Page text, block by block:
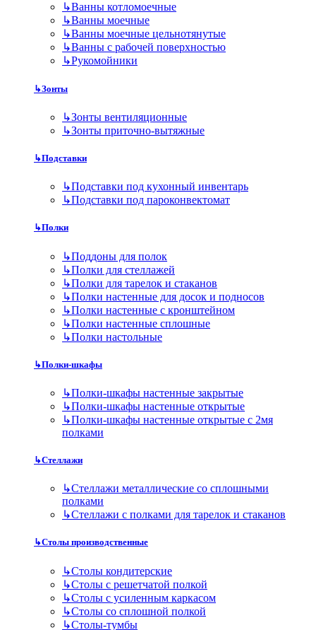
↳Ванны котломоечные
↳Ванны моечные
↳Ванны моечные цельнотянутые
↳Ванны с рабочей поверхностью
↳Рукомойники
↳Зонты
↳Зонты вентиляционные
↳Зонты приточно-вытяжные
↳Подставки
↳Подставки под кухонный инвентарь
↳Подставки под пароконвектомат
↳Полки
↳Поддоны для полок
↳Полки для стеллажей
↳Полки для тарелок и стаканов
↳Полки настенные для досок и подносов
↳Полки настенные с кронштейном
↳Полки настенные сплошные
↳Полки настольные
↳Полки-шкафы
↳Полки-шкафы настенные закрытые
↳Полки-шкафы настенные открытые
↳Полки-шкафы настенные открытые с 2мя
полками
↳Стеллажи
↳Стеллажи металлические со сплошными
полками
↳Стеллажи с полками для тарелок и стаканов
↳Столы производственные
↳Столы кондитерские
↳Столы с решетчатой полкой
↳Столы с усиленным каркасом
↳Столы со сплошной полкой
↳Столы-тумбы